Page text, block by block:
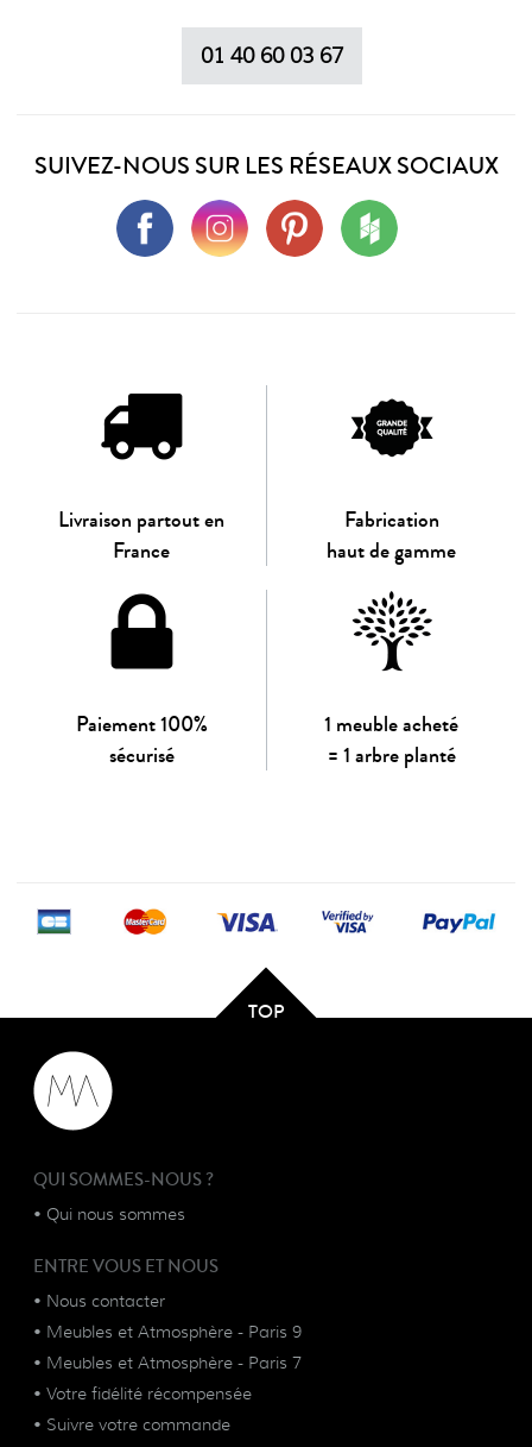
01 40 60 03 67
SUIVEZ-NOUS SUR LES RÉSEAUX SOCIAUX
Livraison partout en
France
Fabrication
haut de gamme
Paiement 100%
sécurisé
1 meuble acheté
= 1 arbre planté
TOP
QUI SOMMES-NOUS ?
• Qui nous sommes
ENTRE VOUS ET NOUS
• Nous contacter
• Meubles et Atmosphère - Paris 9
• Meubles et Atmosphère - Paris 7
• Votre fidélité récompensée
• Suivre votre commande